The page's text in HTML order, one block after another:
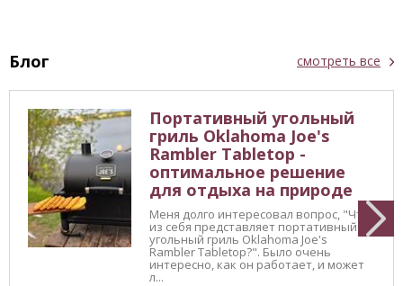
Блог смотреть все
Портативный угольный
гриль Oklahoma Joe's
Rambler Tabletop -
оптимальное решение
для отдыха на природе
Меня долго интересовал вопрос, "Что
из себя представляет портативный
угольный гриль Oklahoma Joe's
Rambler Tabletop?". Было очень
интересно, как он работает, и может
л...